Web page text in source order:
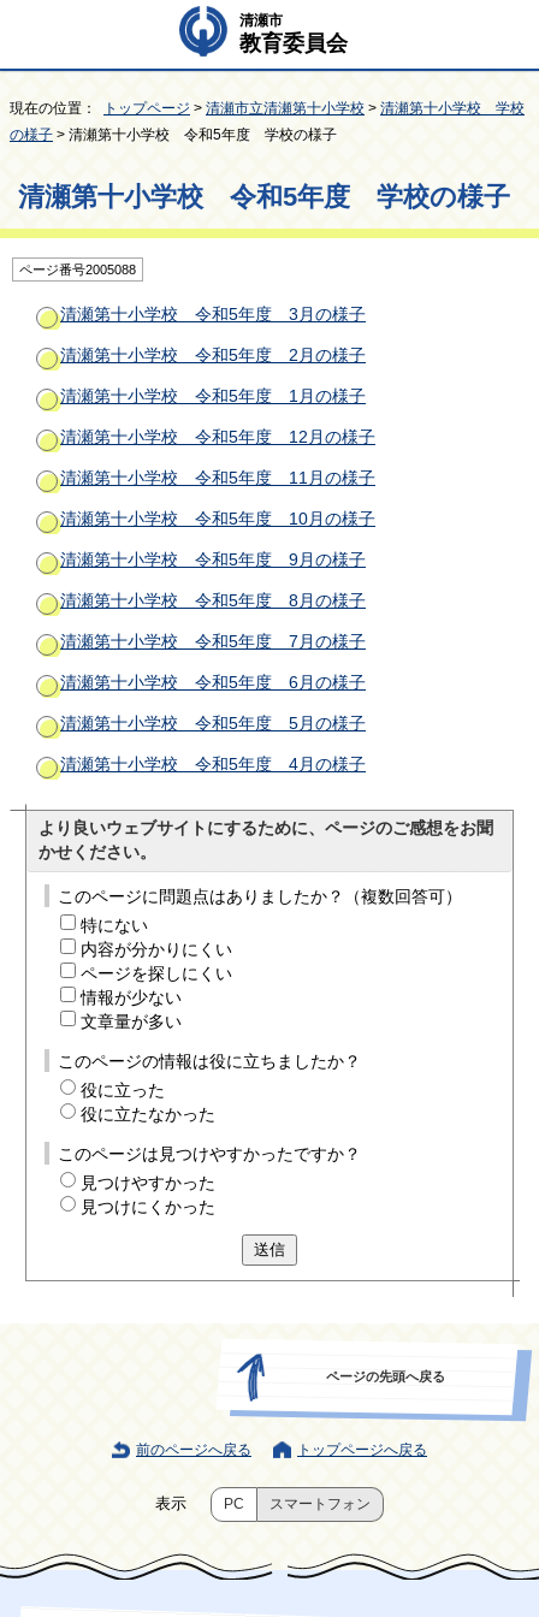
清瀬市
教育委員会
現在の位置： トップページ > 清瀬市立清瀬第十小学校 > 清瀬第十小学校 学校
の様子 > 清瀬第十小学校 令和5年度 学校の様子
清瀬第十小学校 令和5年度 学校の様子
ページ番号2005088
清瀬第十小学校 令和5年度 3月の様子
清瀬第十小学校 令和5年度 2月の様子
清瀬第十小学校 令和5年度 1月の様子
清瀬第十小学校 令和5年度 12月の様子
清瀬第十小学校 令和5年度 11月の様子
清瀬第十小学校 令和5年度 10月の様子
清瀬第十小学校 令和5年度 9月の様子
清瀬第十小学校 令和5年度 8月の様子
清瀬第十小学校 令和5年度 7月の様子
清瀬第十小学校 令和5年度 6月の様子
清瀬第十小学校 令和5年度 5月の様子
清瀬第十小学校 令和5年度 4月の様子
より良いウェブサイトにするために、ページのご感想をお聞
かせください。
このページに問題点はありましたか？（複数回答可）
特にない
内容が分かりにくい
ページを探しにくい
情報が少ない
文章量が多い
このページの情報は役に立ちましたか？
役に立った
役に立たなかった
このページは見つけやすかったですか？
見つけやすかった
見つけにくかった
送信
ページの先頭へ戻る
前のページへ戻る トップページへ戻る
表示 PC スマートフォン